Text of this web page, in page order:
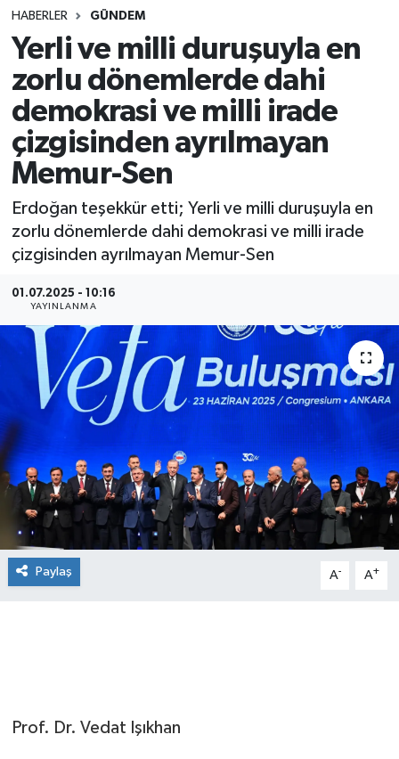
HABERLER GÜNDEM
Yerli ve milli duruşuyla en
zorlu dönemlerde dahi
demokrasi ve milli irade
çizgisinden ayrılmayan
Memur-Sen
Erdoğan teşekkür etti; Yerli ve milli duruşuyla en
zorlu dönemlerde dahi demokrasi ve milli irade
çizgisinden ayrılmayan Memur-Sen
01.07.2025 - 10:16
YAYINLANMA
Paylaş A- A+
Prof. Dr. Vedat Işıkhan
YARIŞMA/ETKİNLİKLER
ANKET
MEVZUAT/KARARLAR